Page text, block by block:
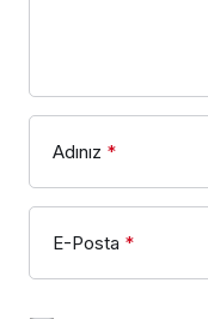
Adınız *
E-Posta *